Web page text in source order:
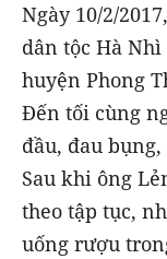
Ngày 10/2/
dân tộc Hà Nhì
huyện Phong
Đến tối cùng
đầu, đau
Sau khi ông
theo tập tục,
uống rượu